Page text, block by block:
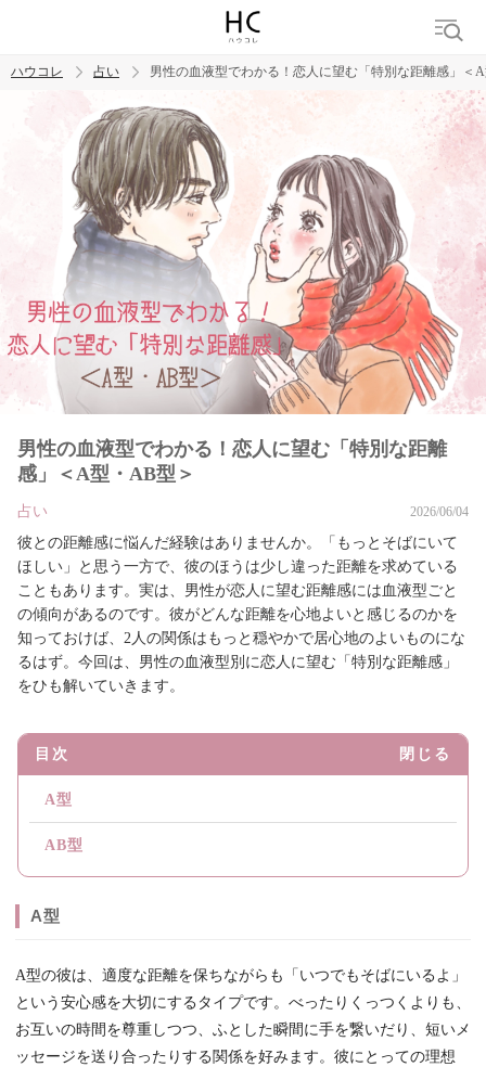
トレンド ワード
ハウコレ 占い 男性の血液型でわかる！恋人に望む「特別な距離感」＜
男性の血液型でわかる！恋人に望む「特別な距離
感」＜A型・AB型＞
占い 2026/06/04
彼との距離感に悩んだ経験はありませんか。「もっとそばにいて
ほしい」と思う一方で、彼のほうは少し違った距離を求めている
こともあります。実は、男性が恋人に望む距離感には血液型ごと
の傾向があるのです。彼がどんな距離を心地よいと感じるのかを
知っておけば、2人の関係はもっと穏やかで居心地のよいものにな
るはず。今回は、男性の血液型別に恋人に望む「特別な距離感」
をひも解いていきます。
目次 閉じる
A型
AB型
A型
A型の彼は、適度な距離を保ちながらも「いつでもそばにいるよ」
という安心感を大切にするタイプです。べったりくっつくよりも、
お互いの時間を尊重しつつ、ふとした瞬間に手を繋いだり、短いメ
ッセージを送り合ったりする関係を好みます。彼にとっての理想